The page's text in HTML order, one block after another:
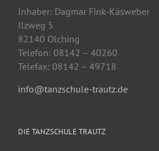
Inhaber: Dagmar Fink-Käsweber
Ilzweg 5
82140 Olching
Telefon: 08142 – 40260
Telefax: 08142 – 49718
info@tanzschule-trautz.de
DIE TANZSCHULE TRAUTZ